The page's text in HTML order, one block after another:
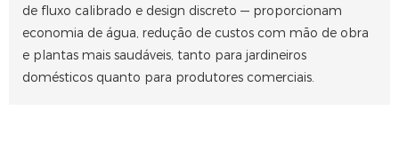
de fluxo calibrado e design discreto — proporcionam
economia de água, redução de custos com mão de obra
e plantas mais saudáveis, tanto para jardineiros
domésticos quanto para produtores comerciais.